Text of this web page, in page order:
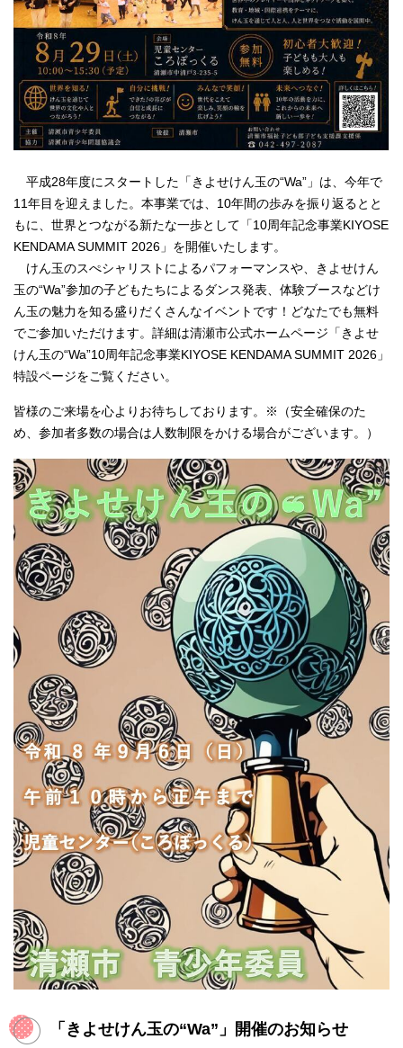
平成28年度にスタートした「きよせけん玉の“Wa”」は、今年で
11年目を迎えました。本事業では、10年間の歩みを振り返るとと
もに、世界とつながる新たな一歩として「10周年記念事業KIYOSE
KENDAMA SUMMIT 2026」を開催いたします。
けん玉のスぺシャリストによるパフォーマンスや、きよせけん
玉の“Wa”参加の子どもたちによるダンス発表、体験ブースなどけ
ん玉の魅力を知る盛りだくさんなイベントです！どなたでも無料
でご参加いただけます。詳細は清瀬市公式ホームページ「きよせ
けん玉の“Wa”10周年記念事業KIYOSE KENDAMA SUMMIT 2026」
特設ページをご覧ください。
皆様のご来場を心よりお待ちしております。※（安全確保のた
め、参加者多数の場合は人数制限をかける場合がございます。）
「きよせけん玉の“Wa”」開催のお知らせ